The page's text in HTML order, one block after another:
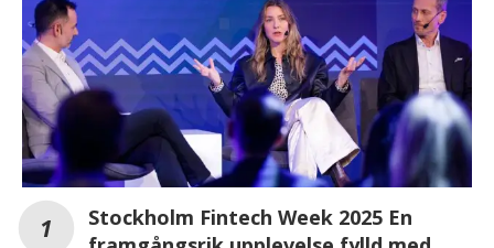
Stockholm Fintech Week 2025 En